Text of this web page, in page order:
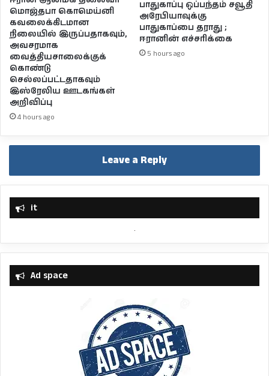
மொஜ்தபா கொமெய்னி
கவலைக்கிடமான
நிலையில் இருப்பதாகவும்,
அவசரமாக
வைத்தியசாலைக்குக்
கொண்டு
செல்லப்பட்டதாகவும்
இஸ்ரேலிய ஊடகங்கள்
அறிவிப்பு
4 hours ago
பாதுகாப்பு ஒப்பந்தம் சவூதி
அரேபியாவுக்கு
பாதுகாப்பை தராது ;
ஈரானின் எச்சரிக்கை
5 hours ago
Leave a Reply
it
Ad space